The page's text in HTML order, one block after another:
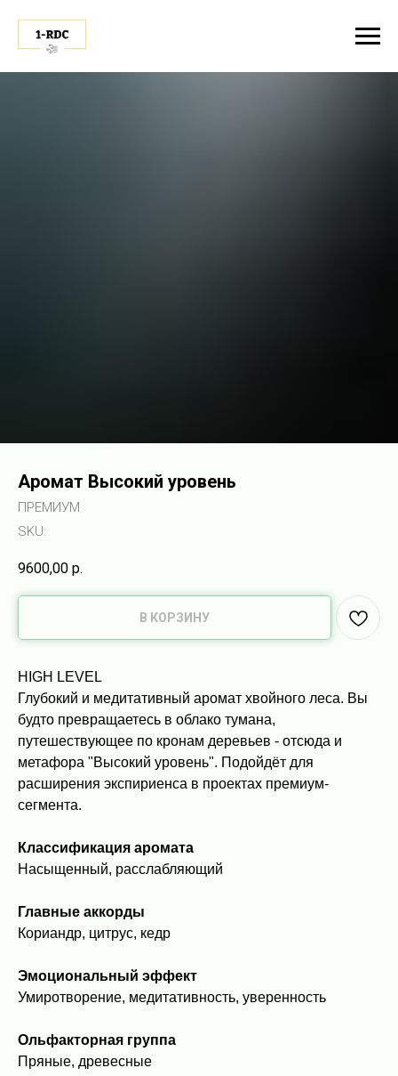
Аромат Высокий уровень
ПРЕМИУМ
SKU:
9600,00 р.
В КОРЗИНУ
HIGH LEVEL
Глубокий и медитативный аромат хвойного леса. Вы
будто превращаетесь в облако тумана,
путешествующее по кронам деревьев - отсюда и
метафора "Высокий уровень". Подойдёт для
расширения экспириенса в проектах премиум-
сегмента.
Классификация аромата
Насыщенный, расслабляющий
Главные аккорды
Кориандр, цитрус, кедр
Эмоциональный эффект
Умиротворение, медитативность, уверенность
Ольфакторная группа
Пряные, древесные